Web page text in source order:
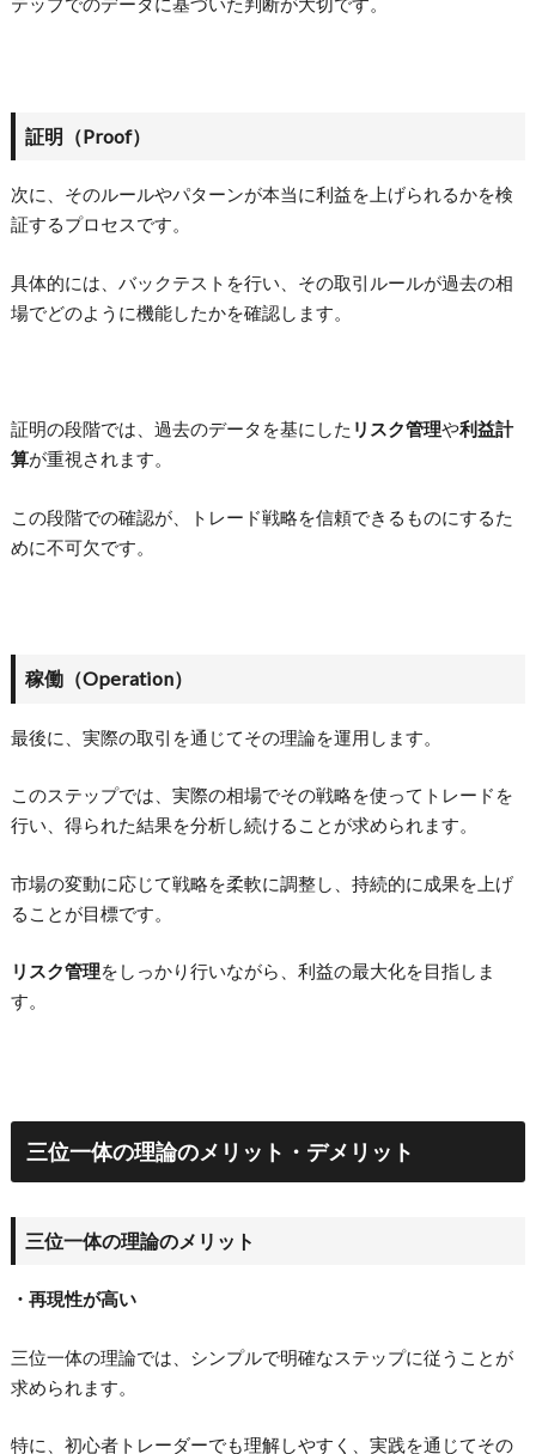
証明（Proof）
次に、そのルールやパターンが本当に利益を上げられるかを検
証するプロセスです。
具体的には、バックテストを行い、その取引ルールが過去の相
場でどのように機能したかを確認します。
証明の段階では、過去のデータを基にした リスク管理や利益計
算が重視されます。
この段階での確認が、トレード戦略を信頼できるものにするた
めに不可欠です。
稼働（Operation）
最後に、実際の取引を通じてその理論を運用します。
このステップでは、実際の相場でその戦略を使ってトレードを
行い、得られた結果を分析し続けることが求められます。
市場の変動に応じて戦略を柔軟に調整し、持続的に成果を上げ
ることが目標です。
リスク管理をしっかり行いながら、利益の最大化を目指しま
す。
三位一体の理論のメリット・デメリット
三位一体の理論のメリット
・再現性が高い
三位一体の理論では、シンプルで明確なステップに従うことが
求められます。
特に、初心者トレーダーでも理解しやすく、実践を通じてその